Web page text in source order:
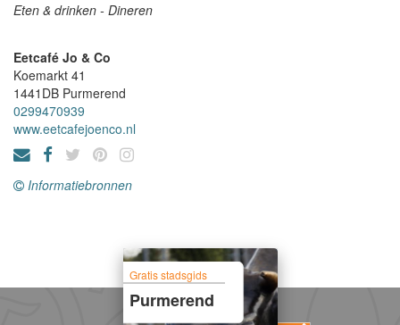
Eten & drinken - Dineren
Eetcafé Jo & Co
Koemarkt 41
1441DB Purmerend
0299470939
www.eetcafejoenco.nl
Informatiebronnen
Gratis stadsgids
Purmerend